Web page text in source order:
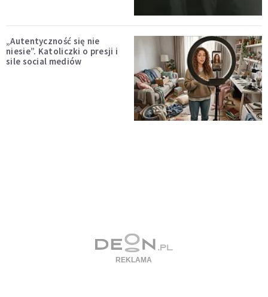
„Autentyczność się nie
niesie”. Katoliczki o presji i
sile social mediów